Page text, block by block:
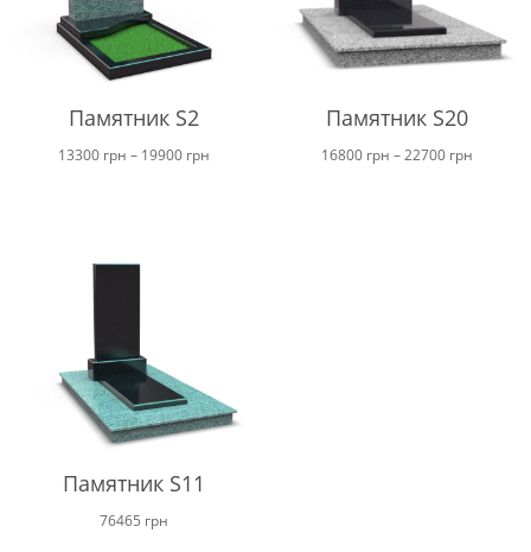
Памятник S2
13300 грн – 19900 грн
Памятник S20
16800 грн –22700 грн
Памятник S11
76465 грн